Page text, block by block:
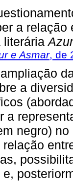
a
literária
e Asmar, de
a
a
negro)